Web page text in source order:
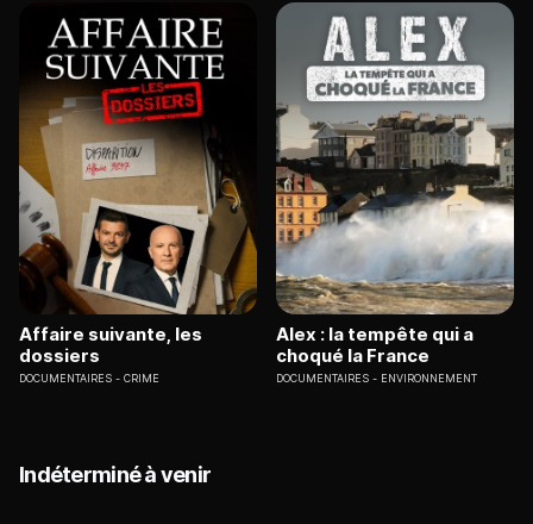
Affaire suivante, les
dossiers
DOCUMENTAIRES CRIME
Alex : la tempête qui a
choqué la France
DOCUMENTAIRES ENVIRONNEMENT
Indéterminé à venir